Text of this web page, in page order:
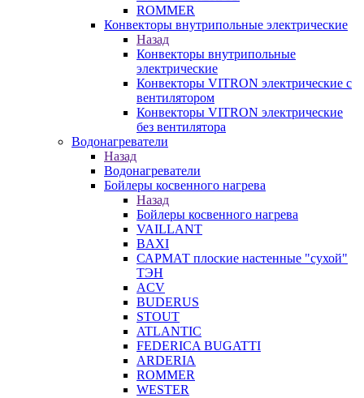
ROMMER
Конвекторы внутрипольные электрические
Назад
Конвекторы внутрипольные
электрические
Конвекторы VITRON электрические с
вентилятором
Конвекторы VITRON электрические
без вентилятора
Водонагреватели
Назад
Водонагреватели
Бойлеры косвенного нагрева
Назад
Бойлеры косвенного нагрева
VAILLANT
BAXI
САРМАТ плоские настенные "сухой"
ТЭН
ACV
BUDERUS
STOUT
ATLANTIC
FEDERICA BUGATTI
ARDERIA
ROMMER
WESTER